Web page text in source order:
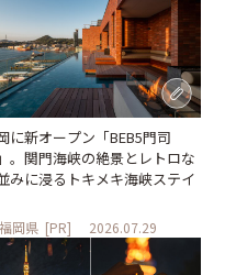
に新オープン「BEB5門司
。関門海峡の絶景とレトロな
みに浸るトキメキ海峡ステイ
福岡県 [PR] 2026.07.29